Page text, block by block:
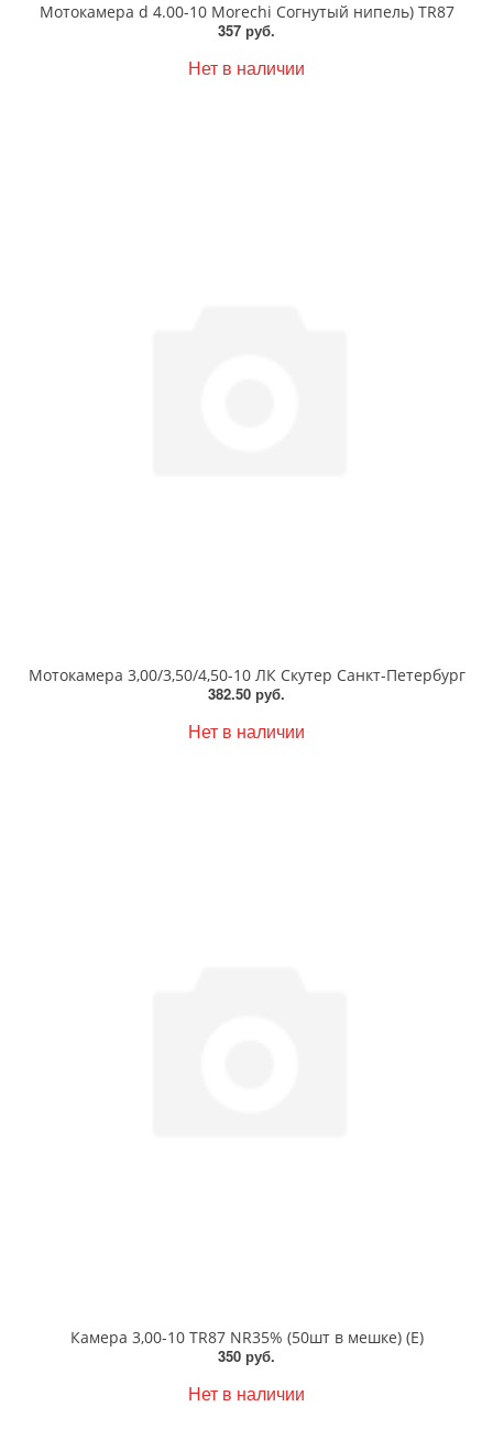
Мотокамера d 4.00-10 Morechi Согнутый нипель) TR87
357 руб.
Нет в наличии
Мотокамера 3,00/3,50/4,50-10 ЛК Скутер Санкт-Петербург
382.50 руб.
Нет в наличии
Камера 3,00-10 TR87 NR35% (50шт в мешке) (Е)
350 руб.
Нет в наличии